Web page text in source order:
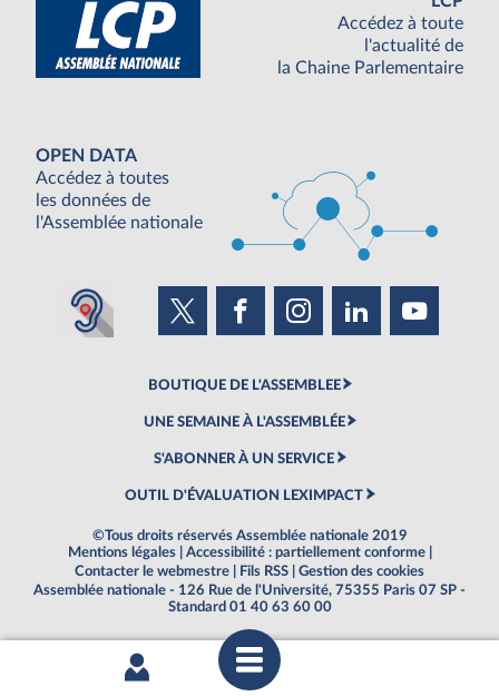
Accédez à toute
l'actualité de
la Chaine Parlementaire
OPEN DATA
Accédez à toutes
les données de
l'Assemblée nationale
BOUTIQUE DE L'ASSEMBLEE
UNE SEMAINE À L'ASSEMBLÉE
S'ABONNER À UN SERVICE
OUTIL D'ÉVALUATION LEXIMPACT
©Tous droits réservés Assemblée nationale 2019
Mentions légales
Accessibilité : partiellement conforme
Contacter le webmestre
Fils RSS
Gestion des cookies
Assemblée nationale - 126 Rue de l'Université, 75355 Paris 07 SP -
Standard 01 40 63 60 00